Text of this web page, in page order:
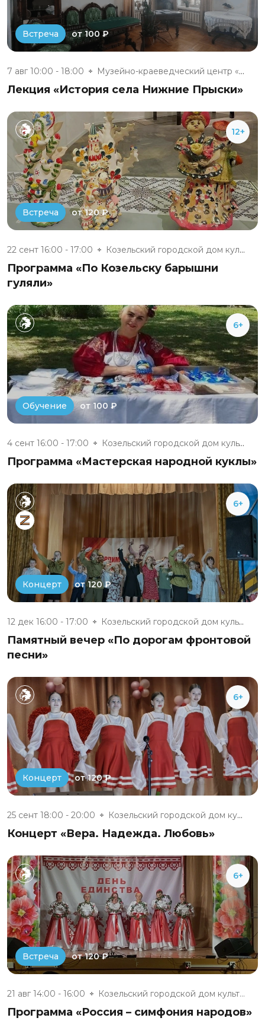
Встреча от 100 ₽
7 авг 10:00 - 18:00 Музейно-краеведческий центр «Д...
Лекция «История села Нижние Прыски»
12+
Встреча от 120 ₽
22 сент 16:00 - 17:00 Козельский городской дом культ...
Программа «По Козельску барышни
гуляли»
6+
Обучение от 100 ₽
4 сент 16:00 - 17:00 Козельский городской дом культ...
Программа «Мастерская народной куклы»
6+
Концерт от 120 ₽
12 дек 16:00 - 17:00 Козельский городской дом культ...
Памятный вечер «По дорогам фронтовой
песни»
6+
Концерт от 120 ₽
25 сент 18:00 - 20:00 Козельский городской дом культ...
Концерт «Вера. Надежда. Любовь»
6+
Встреча от 120 ₽
21 авг 14:00 - 16:00 Козельский городской дом культ...
Программа «Россия – симфония народов»